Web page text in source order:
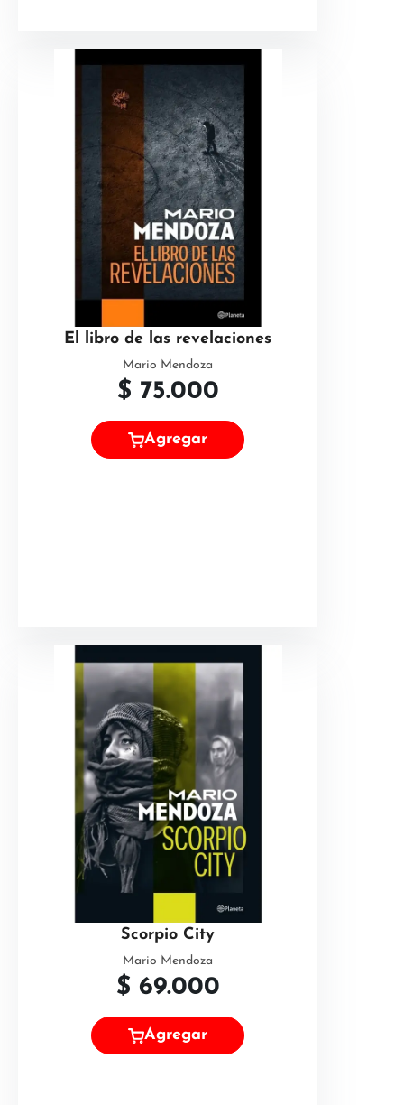
El libro de las revelaciones
Mario Mendoza
$ 75.000
Agregar
Scorpio City
Mario Mendoza
$ 69.000
Agregar